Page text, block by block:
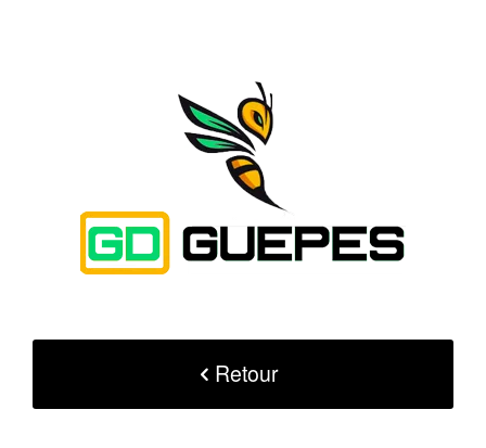
Retour